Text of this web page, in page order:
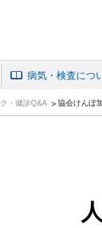
病気・検査につ
・健診Q&A 協会けんぽ